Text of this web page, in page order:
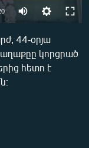
360p
480p
44-օրյա
կորցրած
հետո է